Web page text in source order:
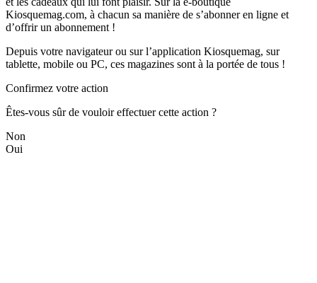
Kiosquemag.com, à chacun sa manière de s’abonner en ligne et
d’offrir un abonnement !
Depuis votre navigateur ou sur l’application Kiosquemag, sur
tablette, mobile ou PC, ces magazines sont à la portée de tous !
Confirmez votre action
Êtes-vous sûr de vouloir effectuer cette action ?
Non
Oui